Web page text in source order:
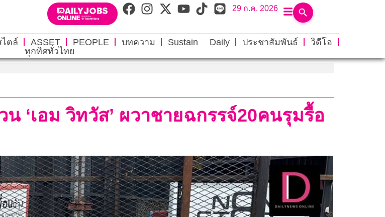
29 ก.ค. 2026
ตล์ ASSET PEOPLE บทความ Sustain Daily ประชาสัมพันธ์
วิดีโอ
ทุกทิศทั่วไทย
‘เอม วิทวัส’ ผวาชายฉกรรจ์20คนรุมรื้อ